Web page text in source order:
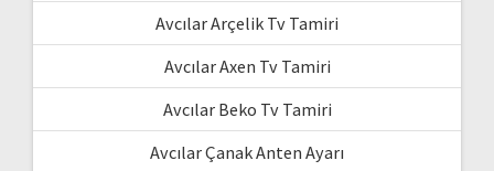
Avcılar Arçelik Tv Tamiri
Avcılar Axen Tv Tamiri
Avcılar Beko Tv Tamiri
Avcılar Çanak Anten Ayarı